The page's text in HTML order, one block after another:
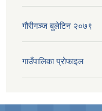
गौरीगञ्‍ज बुलेटिन २०७९
गाउँपालिका प्रोफाइल